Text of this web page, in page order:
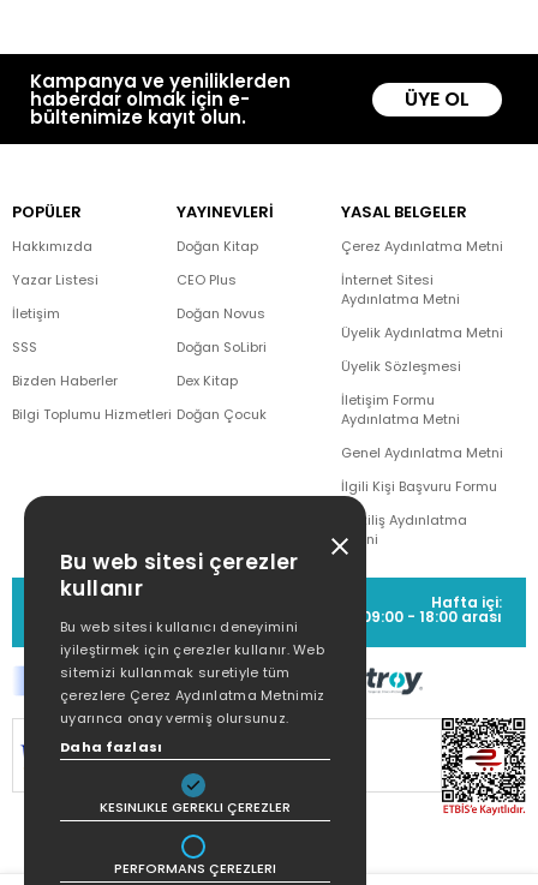
Kampanya ve yeniliklerden
haberdar olmak için e-
bültenimize kayıt olun.
ÜYE OL
POPÜLER
Hakkımızda
Yazar Listesi
İletişim
SSS
Bizden Haberler
Bilgi Toplumu Hizmetleri
YAYINEVLERİ
Doğan Kitap
CEO Plus
Doğan Novus
Doğan SoLibri
Dex Kitap
Doğan Çocuk
YASAL BELGELER
Çerez Aydınlatma Metni
İnternet Sitesi
Aydınlatma Metni
Üyelik Aydınlatma Metni
Üyelik Sözleşmesi
İletişim Formu
Aydınlatma Metni
Genel Aydınlatma Metni
İlgili Kişi Başvuru Formu
Çekiliş Aydınlatma
Metni
MÜŞTERİ HİZMETLERİ
(0212) 373 77 00
Hafta içi:
09:00 - 18:00 arası
SİTEMİZ
KORUNMAKTADIR.
Bu web sitesi çerezler
kullanır
Bu web sitesi kullanıcı deneyimini
iyileştirmek için çerezler kullanır. Web
sitemizi kullanmak suretiyle tüm
çerezlere Çerez Aydınlatma Metnimiz
uyarınca onay vermiş olursunuz.
Daha fazlası
KESINLIKLE GEREKLI ÇEREZLER
PERFORMANS ÇEREZLERI